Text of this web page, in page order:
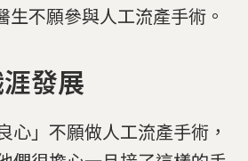
生不願參與人工流產手術。
發展
心」不願做人工流產手術，